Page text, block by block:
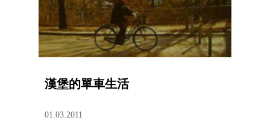
漢堡的單車生活
01.03.2011